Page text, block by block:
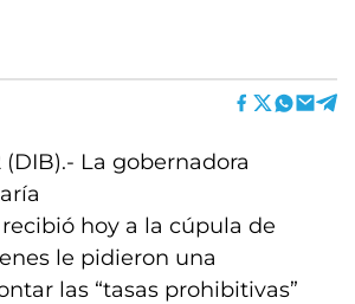
(DIB).- La gobernadora
hoy a la cúpula de
le pidieron una
las “tasas prohibitivas”